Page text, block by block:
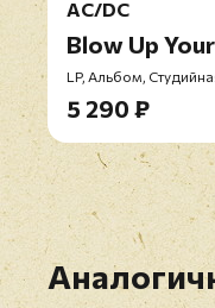
AC/DC
Blow Up
LP, Альбом,
5 290 ₽